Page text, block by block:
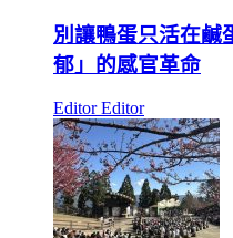
別讓鴨蛋只活在鹹
郁」的感官革命
Editor Editor